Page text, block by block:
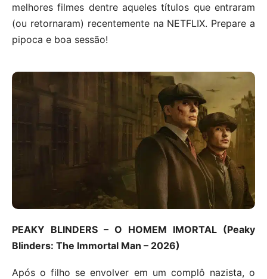
melhores filmes dentre aqueles títulos que entraram
(ou retornaram) recentemente na NETFLIX. Prepare a
pipoca e boa sessão!
PEAKY BLINDERS – O HOMEM IMORTAL (Peaky
Blinders: The Immortal Man – 2026)
Após o filho se envolver em um complô nazista, o